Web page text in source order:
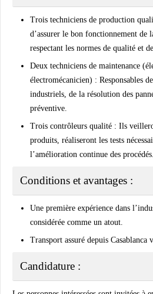
Trois techniciens de production
d’assurer le bon fonctionnement de
respectant les normes de qualité et
Deux techniciens de maintenance
électromécanicien) : Responsables
industriels, de la résolution des
préventive.
Trois contrôleurs qualité : Ils
produits, réaliseront les tests
l’amélioration continue des procédés.
Conditions et avantages :
Une première expérience dans
considérée comme un atout.
Transport assuré depuis Casablanca
Candidature :